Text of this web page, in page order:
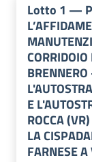
Lotto 1 —
E
ROCCA
LA
FARNESE